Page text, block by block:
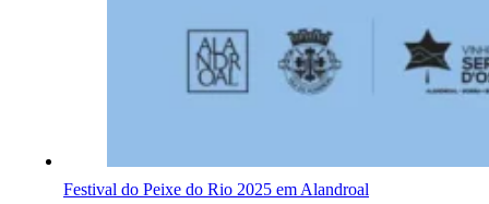
Festival do Peixe do Rio 2025 em Alandroal